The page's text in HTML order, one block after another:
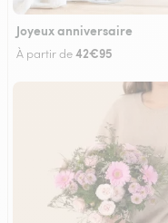
Joyeux anniversaire
À partir de42€95